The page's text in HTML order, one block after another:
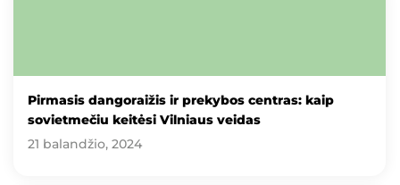
Pirmasis dangoraižis ir prekybos centras: kaip
sovietmečiu keitėsi Vilniaus veidas
21 balandžio, 2024